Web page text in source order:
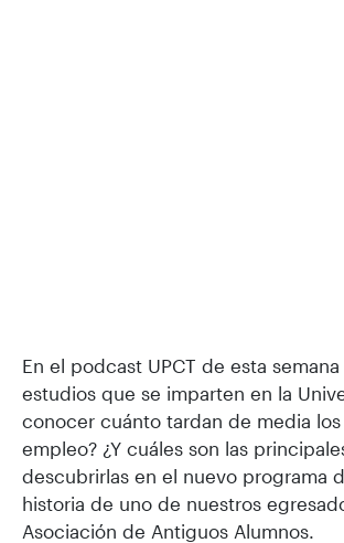
En el podcast UPCT de esta
estudios que se imparten en la
conocer cuánto tardan de media
empleo? ¿Y cuáles son las
descubrirlas en el nuevo programa
historia de uno de nuestros
Asociación de Antiguos Alumnos.